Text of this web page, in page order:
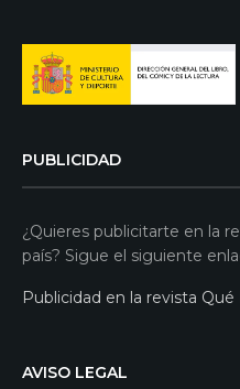
PUBLICIDAD
¿Quieres publicitarte en la
país? Sigue el siguiente
Publicidad en la revista Qué
AVISO LEGAL